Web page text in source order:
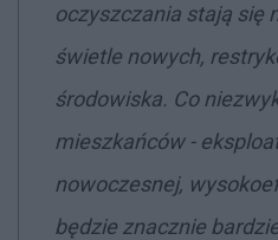
oczyszczania stają się
świetle nowych,
środowiska. Co
mieszkańców -
nowoczesnej,
będzie znacznie